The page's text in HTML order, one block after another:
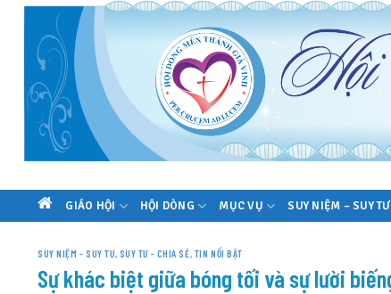
Skip
content
TRANG
CHỦ
GIÁO HỘI HỘI DÒNG MỤC VỤ SUY NIỆM – SUY TƯ
SUY NIỆM - SUY TƯ, SUY TƯ - CHIA SẺ, TIN NỔI BẬT
Sự khác biệt giữa bóng tối và sự lười